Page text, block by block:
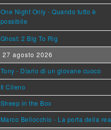
One Night Only - Quando tutto è
possibile
Ghost: 2 Big To Rig
27 agosto 2026
Tony - Diario di un giovane cuoco
Il Cileno
Sheep in the Box
Marco Bellocchio - La porta della